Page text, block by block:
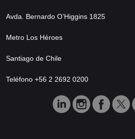
Avda. Bernardo O’Higgins 1825
Metro Los Héroes
Santiago de Chile
Teléfono +56 2 2692 0200